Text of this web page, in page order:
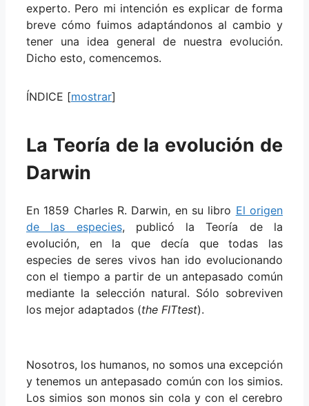
experto. Pero mi intención es explicar de forma
breve cómo fuimos adaptándonos al cambio y
tener una idea general de nuestra evolución.
Dicho esto, comencemos.
ÍNDICE [mostrar]
La Teoría de la evolución de
Darwin
En 1859 Charles R. Darwin, en su libro El origen
de las especies, publicó la Teoría de la
evolución, en la que decía que todas las
especies de seres vivos han ido evolucionando
con el tiempo a partir de un antepasado común
mediante la selección natural. Sólo sobreviven
los mejor adaptados (the FITtest).
Nosotros, los humanos, no somos una excepción
y tenemos un antepasado común con los simios.
Los simios son monos sin cola y con el cerebro